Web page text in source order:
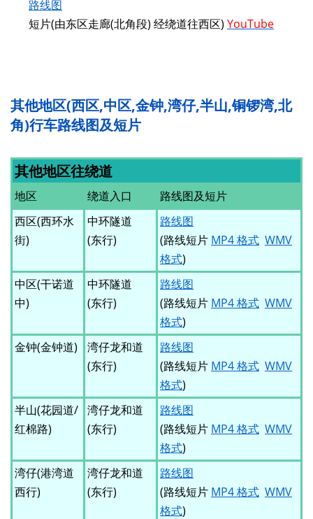
路线图
短片(由东区走廊(北角段) 经绕道往西区) YouTube
其他地区(西区,中区,金钟,湾仔,半山,铜锣湾,北
角)行车路线图及短片
其他地区往绕道
地区 绕道入口
路线图及短片
西区(西环水
街)
中环隧道
(东行)
路线图
(路线短片 MP4 格式 WMV
格式)
中区(干诺道
中)
中环隧道
(东行)
路线图
(路线短片 MP4 格式 WMV
格式)
金钟(金钟道)
湾仔龙和道
(东行)
路线图
(路线短片 MP4 格式 WMV
格式)
半山(花园道/
红棉路)
湾仔龙和道
(东行)
路线图
(路线短片 MP4 格式 WMV
格式)
湾仔(港湾道
西行)
湾仔龙和道
(东行)
路线图
(路线短片 MP4 格式 WMV
格式)